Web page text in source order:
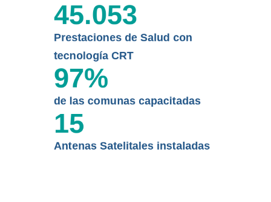
Prestaciones de Salud con
tecnología CRT
45.053
de las comunas capacitadas
97%
Antenas Satelitales instaladas
15